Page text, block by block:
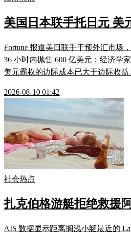
美国日本联手托日元 美
Fortune 报道美日联手干预外汇市场
36 小时内抛售 600 亿美元；经济学
美元霸权的边际成本已大于边际收益
2026-08-10 01:42
社会热点
扎克伯格游艇拒绝救援
AIS 数据显示距离搁浅小艇最近的